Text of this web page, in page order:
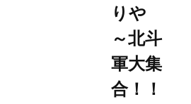
りや
～北斗
軍大集
合！！